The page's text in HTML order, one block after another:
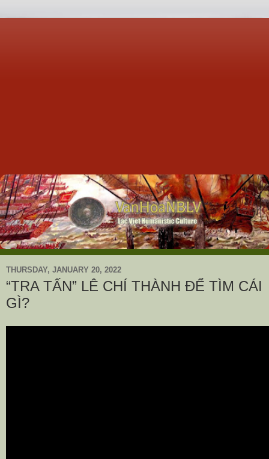
THURSDAY, JANUARY 20, 2022
“TRA TẤN” LÊ CHÍ THÀNH ĐỂ TÌM CÁI
GÌ?